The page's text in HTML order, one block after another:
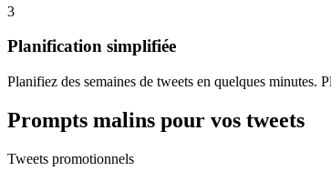
3
Planification simplifiée
Planifiez des semaines de tweets en quelques minutes.
Prompts malins pour vos tweets
Tweets promotionnels